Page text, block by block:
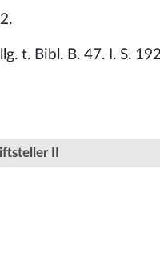
t. Bibl. B. 47. I. S.
II